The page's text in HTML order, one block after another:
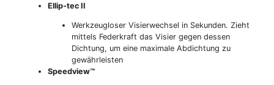
Ellip-tec II
Werkzeugloser Visierwechsel in Sekunden. Zieht
mittels Federkraft das Visier gegen dessen
Dichtung, um eine maximale Abdichtung zu
gewährleisten
Speedview™